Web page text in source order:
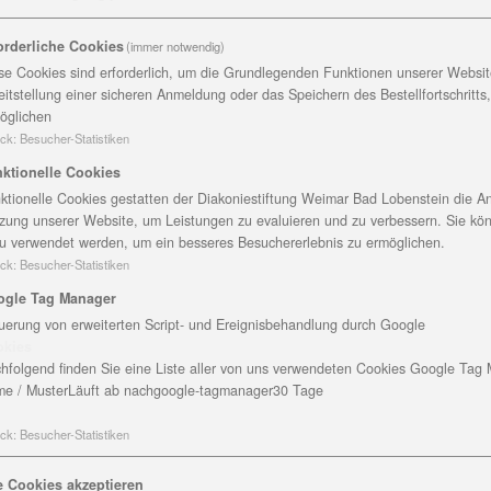
zum Wollmarkt am 15. Mai in Bad Lobenstein
wenigen Tagen das Wartezimmer der
Christopherushof in Altengesees angefertigt.
Der Wandschmuck sollte Ruhe ausstrahlen. Also
aus Filz und anderen Materialen
der Werkstatt für Menschen mit Behinderung aus
Auftrag war für uns etwas besonders. Es existierte
den Teppich gestalten“, sagt die Leiterin. Das
Cookies(immer notwendig)
Cookies sind erforderlich, um die Grundlegenden Funktionen unserer
einer sicheren Anmeldung oder das Speichern des
: Besucher-Statistiken
Cookies
Cookies gestatten der Diakoniestiftung Weimar Bad Lobenstein die
unserer Website, um Leistungen zu evaluieren und zu verbessern. Sie
verwendet werden, um ein besseres Besuchererlebnis zu ermöglichen.
: Besucher-Statistiken
Tag Manager
von erweiterten Script- und Ereignisbehandlung durch Google
finden Sie eine Liste aller von uns verwendeten Cookies Google Tag
/ MusterLäuft ab nachgoogle-tagmanager30 Tage
: Besucher-Statistiken
Cookies akzeptieren